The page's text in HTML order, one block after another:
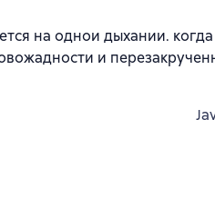
на однои дыхании.
и